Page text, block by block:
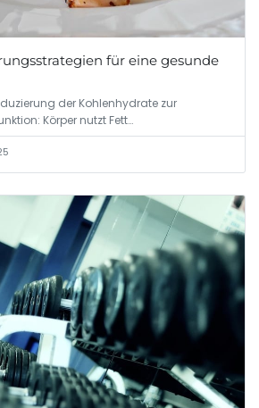
für eine gesunde
der Kohlenhydrate zur
Körper nutzt Fett…